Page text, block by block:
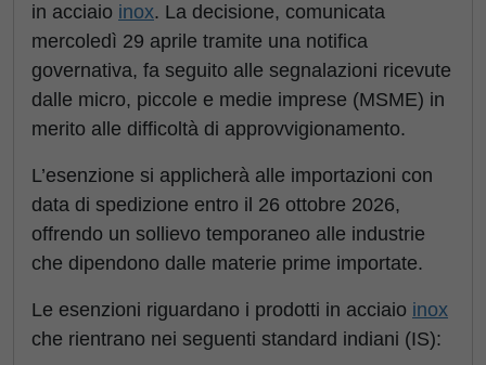
in acciaio inox. La decisione, comunicata
mercoledì 29 aprile tramite una notifica
governativa, fa seguito alle segnalazioni ricevute
dalle micro, piccole e medie imprese (MSME) in
merito alle difficoltà di approvvigionamento.
L’esenzione si applicherà alle importazioni con
data di spedizione entro il 26 ottobre 2026,
offrendo un sollievo temporaneo alle industrie
che dipendono dalle materie prime importate.
Le esenzioni riguardano i prodotti in acciaio inox
che rientrano nei seguenti standard indiani (IS):